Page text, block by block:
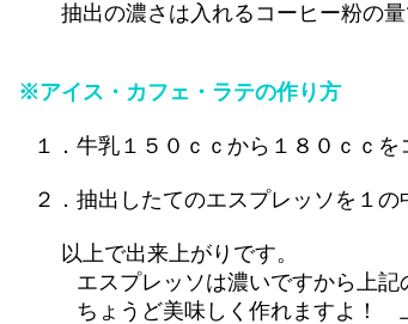
抽出の濃さは入れるコーヒー粉の量
※アイス・カフェ・ラテの作り方
１．牛乳１５０ｃｃから１８０ｃｃ
２．抽出したてのエスプレッソを１の
以上で出来上がりです。
エスプレッソは濃いですから上記の
ちょうど美味しく作れますよ！ 上